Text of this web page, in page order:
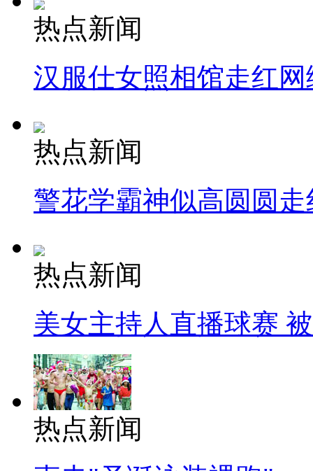
热点新闻
汉服仕女照相馆走红网
热点新闻
警花学霸神似高圆圆走
热点新闻
美女主持人直播球赛
热点新闻